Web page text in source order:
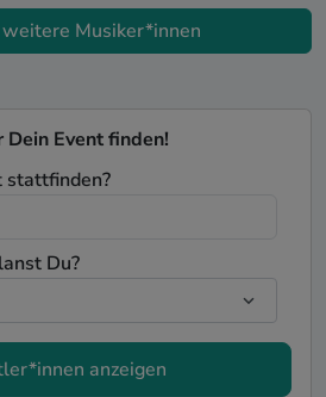
weitere Musiker*innen
Event finden!
stattfinden?
Du?
anzeigen